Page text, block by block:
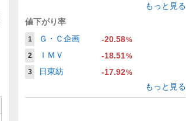
もっと見る
値下がり率
1 Ｇ・Ｃ企画 -20.58%
2
ＩＭＶ -18.51%
3
日東紡 -17.92%
もっと見る